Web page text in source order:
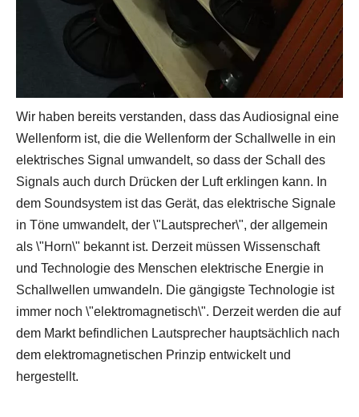
Wir haben bereits verstanden, dass das Audiosignal eine
Wellenform ist, die die Wellenform der Schallwelle in ein
elektrisches Signal umwandelt, so dass der Schall des
Signals auch durch Drücken der Luft erklingen kann. In
dem Soundsystem ist das Gerät, das elektrische Signale
in Töne umwandelt, der \"Lautsprecher\", der allgemein
als \"Horn\" bekannt ist. Derzeit müssen Wissenschaft
und Technologie des Menschen elektrische Energie in
Schallwellen umwandeln. Die gängigste Technologie ist
immer noch \"elektromagnetisch\". Derzeit werden die auf
dem Markt befindlichen Lautsprecher hauptsächlich nach
dem elektromagnetischen Prinzip entwickelt und
hergestellt.